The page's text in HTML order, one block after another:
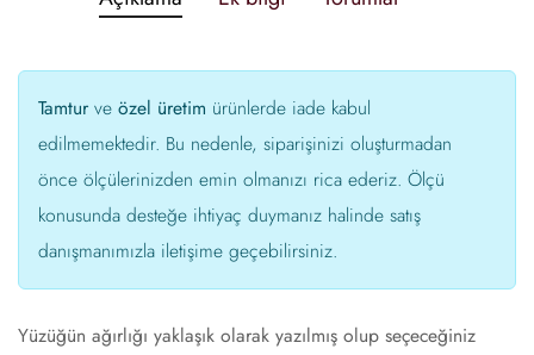
Tamtur ve özel üretim ürünlerde iade kabul
edilmemektedir. Bu nedenle, siparişinizi oluşturmadan
önce ölçülerinizden emin olmanızı rica ederiz. Ölçü
konusunda desteğe ihtiyaç duymanız halinde satış
danışmanımızla iletişime geçebilirsiniz.
Yüzüğün ağırlığı yaklaşık olarak yazılmış olup seçeceğiniz